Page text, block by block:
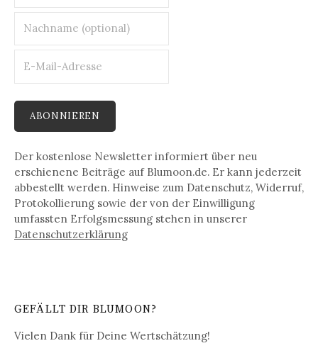
Der kostenlose Newsletter informiert über neu
erschienene Beiträge auf Blumoon.de. Er kann jederzeit
abbestellt werden. Hinweise zum Datenschutz, Widerruf,
Protokollierung sowie der von der Einwilligung
umfassten Erfolgsmessung stehen in unserer
Datenschutz­erklärung
GEFÄLLT DIR BLUMOON?
Vielen Dank für Deine Wertschätzung!